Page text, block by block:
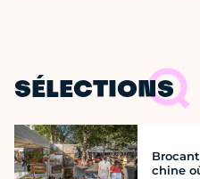
SÉLECTIONS
chine